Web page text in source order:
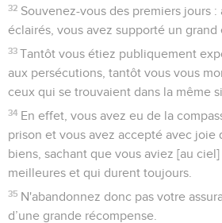
32 Souvenez-vous des premiers jours :
éclairés, vous avez supporté un grand
33 Tantôt vous étiez publiquement
aux persécutions, tantôt vous vous
ceux qui se trouvaient dans la même
34 En effet, vous avez eu de la
prison et vous avez accepté avec joie
biens, sachant que vous aviez [au
meilleures et qui durent toujours.
35 N'abandonnez donc pas votre
d’une grande récompense.